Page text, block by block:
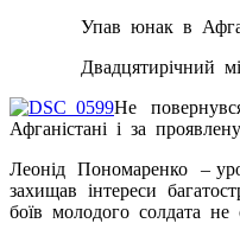
Упав юнак в
Двадцятирічний
Не
Афганістані і за
Леонід Пономаренко –
захищав інтереси
боїв молодого солдата не